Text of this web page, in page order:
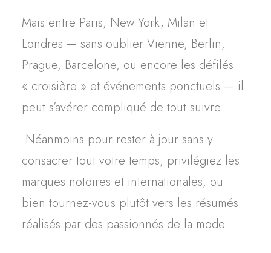
Mais entre Paris, New York, Milan et
Londres — sans oublier Vienne, Berlin,
Prague, Barcelone, ou encore les défilés
« croisière » et événements ponctuels — il
peut s’avérer compliqué de tout suivre.
Néanmoins pour rester à jour sans y
consacrer tout votre temps, privilégiez les
marques notoires et internationales, ou
bien tournez-vous plutôt vers les résumés
réalisés par des passionnés de la mode.